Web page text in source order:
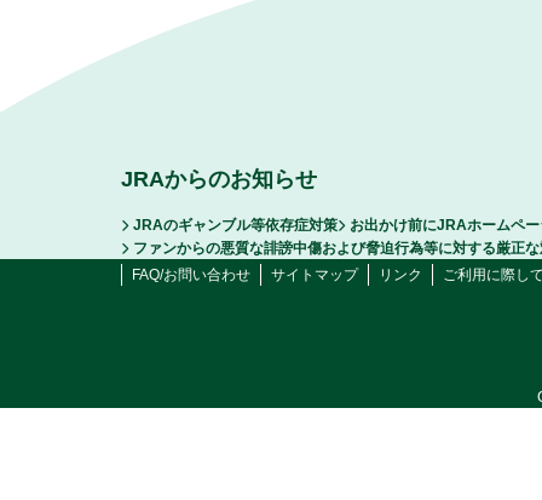
JRAからのお知らせ
JRAのギャンブル等依存症対策
お出かけ前にJRAホームペ
ファンからの悪質な誹謗中傷および脅迫行為等に対する厳正
FAQ/お問い合わせ
サイトマップ リンク ご利用に際し